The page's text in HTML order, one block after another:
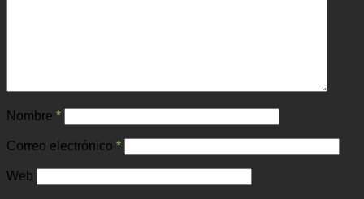
Nombre *
Correo electrónico *
Web